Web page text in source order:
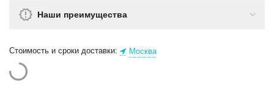
Наши преимущества
Стоимость и сроки доставки: Москва